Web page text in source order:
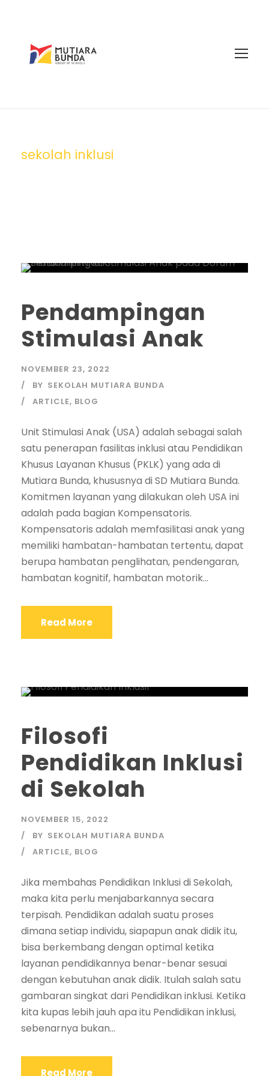
sekolah inklusi
Pendampingan
Stimulasi Anak
NOVEMBER 23, 2022
BY SEKOLAH MUTIARA BUNDA
ARTICLE, BLOG
Unit Stimulasi Anak (USA) adalah sebagai salah
satu penerapan fasilitas inklusi atau Pendidikan
Khusus Layanan Khusus (PKLK) yang ada di
Mutiara Bunda, khususnya di SD Mutiara Bunda.
Komitmen layanan yang dilakukan oleh USA ini
adalah pada bagian Kompensatoris.
Kompensatoris adalah memfasilitasi anak yang
memiliki hambatan-hambatan tertentu, dapat
berupa hambatan penglihatan, pendengaran,
hambatan kognitif, hambatan motorik...
Read More
Filosofi
Pendidikan Inklusi
di Sekolah
NOVEMBER 15, 2022
BY SEKOLAH MUTIARA BUNDA
ARTICLE, BLOG
Jika membahas Pendidikan Inklusi di Sekolah,
maka kita perlu menjabarkannya secara
terpisah. Pendidikan adalah suatu proses
dimana setiap individu, siapapun anak didik itu,
bisa berkembang dengan optimal ketika
layanan pendidikannya benar-benar sesuai
dengan kebutuhan anak didik. Itulah salah satu
gambaran singkat dari Pendidikan inklusi. Ketika
kita kupas lebih jauh apa itu Pendidikan inklusi,
sebenarnya bukan...
Read More